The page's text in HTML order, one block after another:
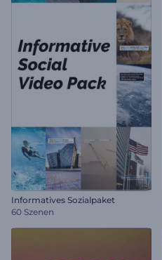
Informatives Sozialpaket
60 Szenen